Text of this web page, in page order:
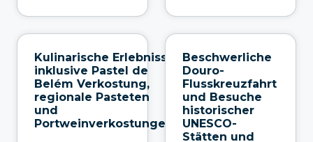
Kulinarische Erlebnisse
inklusive Pastel de
Belém Verkostung,
regionale Pasteten
und
Portweinverkostungen.
Beschwerliche
Douro-
Flusskreuzfahrt
und Besuche
historischer
UNESCO-
Stätten und